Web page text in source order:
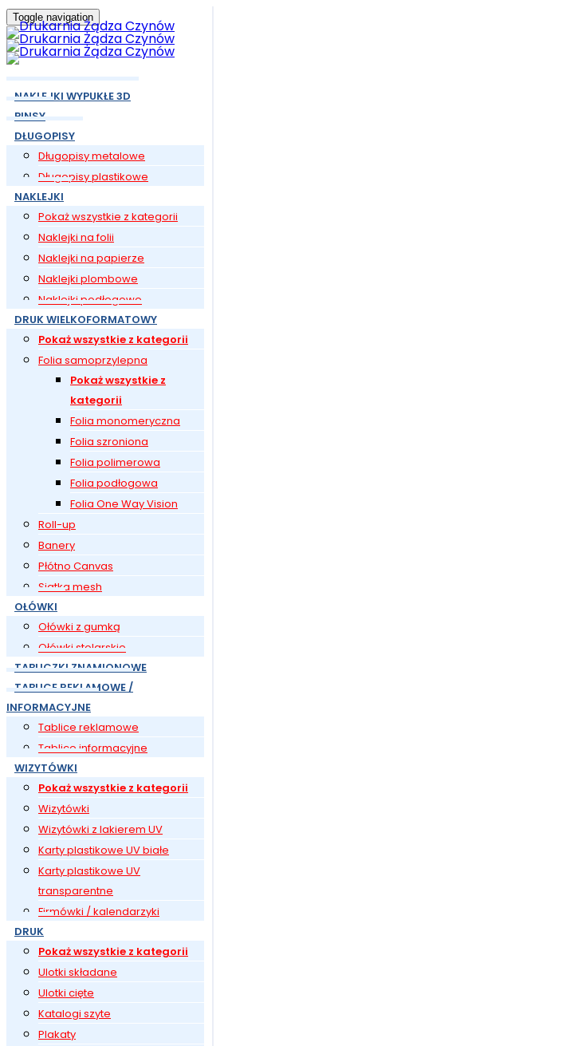
Toggle navigation
NAKLEJKI WYPUKŁE 3D
PINSY
DŁUGOPISY
Długopisy metalowe
Długopisy plastikowe
NAKLEJKI
Pokaż wszystkie z kategorii
Naklejki na folii
Naklejki na papierze
Naklejki plombowe
Naklejki podłogowe
DRUK WIELKOFORMATOWY
Pokaż wszystkie z kategorii
Folia samoprzylepna
Pokaż wszystkie z
kategorii
Folia monomeryczna
Folia szroniona
Folia polimerowa
Folia podłogowa
Folia One Way Vision
Roll-up
Banery
Płótno Canvas
Siatka mesh
OŁÓWKI
Ołówki z gumką
Ołówki stolarskie
TABLICZKI ZNAMIONOWE
TABLICE REKLAMOWE /
INFORMACYJNE
Tablice reklamowe
Tablice informacyjne
WIZYTÓWKI
Pokaż wszystkie z kategorii
Wizytówki
Wizytówki z lakierem UV
Karty plastikowe UV białe
Karty plastikowe UV
transparentne
Firmówki / kalendarzyki
DRUK
Pokaż wszystkie z kategorii
Ulotki składane
Ulotki cięte
Katalogi szyte
Plakaty